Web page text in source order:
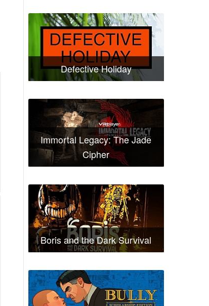
Defective Holiday
Immortal Legacy: The Jade
Cipher
Boris and the Dark Survival